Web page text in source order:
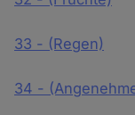
33 - (Regen)
34 -